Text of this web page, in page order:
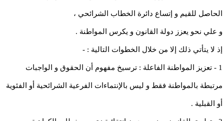
الحاصل للقيم و إتساع دائرة الخطاب الشرائحي ،
و علي نحو يعزز دولة القانون و يكرس المواطنة .
إذ لا يتأتي ذلك إلا من خلال الخطوات التالية : -
1 - تعزيز المواطنة الفاعلة : ترسيخ مفهوم أن الحقوق و الواجبات
مرتبطة بالمواطنة فقط و ليس بالإنتماءات الفرعية الشرائحية أو الفئوية
أو القبلية .